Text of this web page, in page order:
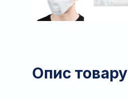
Опис товару